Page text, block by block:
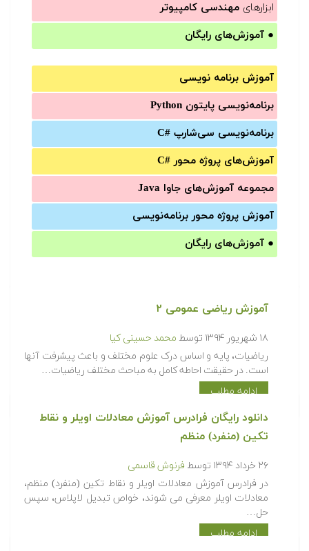
ابزارهای مهندسی کامپیوتر
● آموزش‌های رایگان
آموزش برنامه نویسی
برنامه‌نویسی پایتون Python
برنامه‌‌نویسی سی‌شارپ C#‎
آموزش‌های پروژه محور #C
مجموعه آموزش‌های جاوا Java
آموزش‌ پروژه محور برنامه‌نویسی
● آموزش‌های رایگان
آموزش ریاضی عمومی ۲
۱۸ شهریور ۱۳۹۴ توسط محمد حسینی کیا
ریاضیات، پایه و اساس درک علوم مختلف و باعث پیشرفت آنها
است. در حقیقت احاطه کامل به مباحث مختلف ریاضیات…
ادامه مطلب
دانلود رایگان فرادرس آموزش معادلات اویلر و نقاط
تکین (منفرد) منظم
۲۶ خرداد ۱۳۹۴ توسط فرنوش قاسمی
در فرادرس آموزش معادلات اویلر و نقاط تکین (منفرد) منظم،
معادلات اویلر معرفی می شوند، خواص تبدیل لاپلاس، سپس
حل…
ادامه مطلب